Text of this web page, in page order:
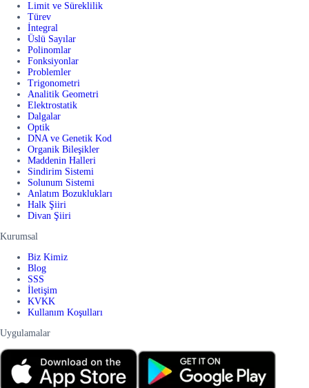
Limit ve Süreklilik
Türev
İntegral
Üslü Sayılar
Polinomlar
Fonksiyonlar
Problemler
Trigonometri
Analitik Geometri
Elektrostatik
Dalgalar
Optik
DNA ve Genetik Kod
Organik Bileşikler
Maddenin Halleri
Sindirim Sistemi
Solunum Sistemi
Anlatım Bozuklukları
Halk Şiiri
Divan Şiiri
Kurumsal
Biz Kimiz
Blog
SSS
İletişim
KVKK
Kullanım Koşulları
Uygulamalar